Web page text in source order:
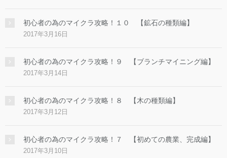
初心者の為のマイクラ攻略！１０ 【鉱石の種類編】
2017年3月16日
初心者の為のマイクラ攻略！９ 【ブランチマイニング編】
2017年3月14日
初心者の為のマイクラ攻略！８ 【木の種類編】
2017年3月12日
初心者の為のマイクラ攻略！７ 【初めての農業、完成編】
2017年3月10日